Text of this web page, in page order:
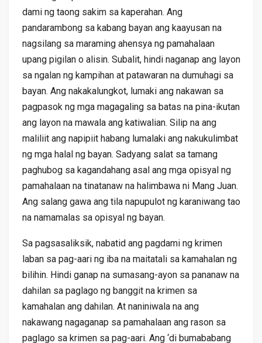
dami ng taong sakim sa kaperahan. Ang
pandarambong sa kabang bayan ang kaayusan na
nagsilang sa maraming ahensya ng pamahalaan
upang pigilan o alisin. Subalit, hindi naganap ang layon
sa ngalan ng kampihan at patawaran na dumuhagi sa
bayan. Ang nakakalungkot, lumaki ang nakawan sa
pagpasok ng mga magagaling sa batas na pina-ikutan
ang layon na mawala ang katiwalian. Silip na ang
maliliit ang napipiit habang lumalaki ang nakukulimbat
ng mga halal ng bayan. Sadyang salat sa tamang
paghubog sa kagandahang asal ang mga opisyal ng
pamahalaan na tinatanaw na halimbawa ni Mang Juan.
Ang salang gawa ang tila napupulot ng karaniwang tao
na namamalas sa opisyal ng bayan.
Sa pagsasaliksik, nabatid ang pagdami ng krimen
laban sa pag-aari ng iba na maitatali sa kamahalan ng
bilihin. Hindi ganap na sumasang-ayon sa pananaw na
dahilan sa paglago ng banggit na krimen sa
kamahalan ang dahilan. At naniniwala na ang
nakawang nagaganap sa pamahalaan ang rason sa
paglago sa krimen sa pag-aari. Ang ‘di bumababang